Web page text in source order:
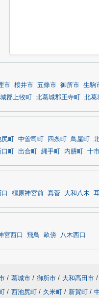
市 桜井市 五條市 御所市 生駒
郡上牧町 北葛城郡王寺町 北葛
町 中曽司町 四条町 鳥屋町
町 出合町 縄手町 内膳町 十
橿原神宮前 真菅 大和八木
宮西口 飛鳥 畝傍 八木西口
/ 葛城市 / 御所市 / 大和高田市 /
/ 西池尻町 / 久米町 / 新賀町 /